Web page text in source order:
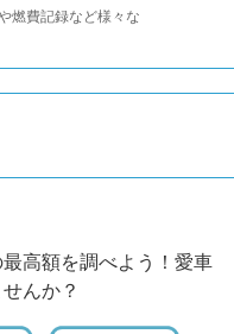
燃費記録など様々な
高額を調べよう！愛車
んか？